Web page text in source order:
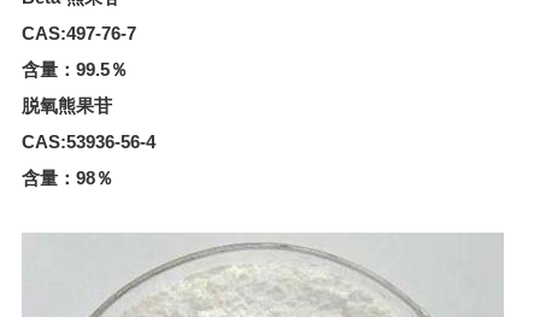
CAS:497-76-7
含量：99.5％
脱氧熊果苷
CAS:53936-56-4
含量：98％